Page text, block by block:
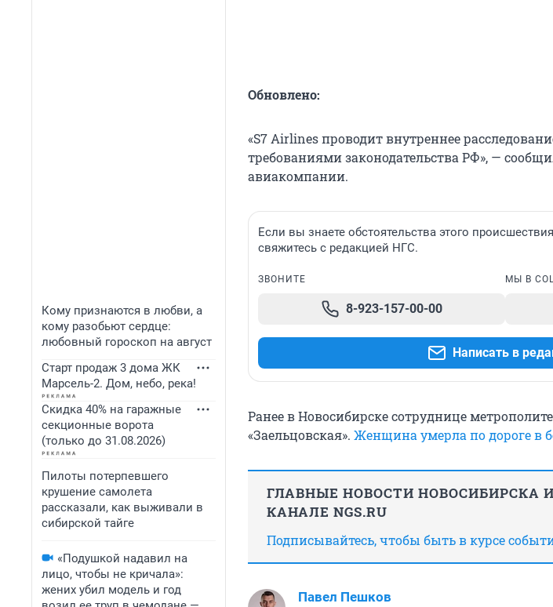
Кому признаются в любви, а
кому разобьют сердце:
любовный гороскоп на август
Старт продаж 3 дома ЖК
Марсель-2. Дом, небо, река!
Скидка 40% на гаражные
секционные ворота
(только до 31.08.2026)
Пилоты потерпевшего
крушение самолета
рассказали, как выживали в
сибирской тайге
«Подушкой надавил на
лицо, чтобы не кричала»:
жених убил модель и год
Обновлено:
«S7 Airlines проводит внутреннее
требованиями законодательства РФ», —
авиакомпании.
Если вы знаете обстоятельства этого
свяжитесь с редакцией НГС.
ЗВОНИТЕ
8-923-157-00-00
МЫ В
Написать в
Ранее в Новосибирске сотруднице
«Заельцовская». Женщина умерла по дороге в
ГЛАВНЫЕ НОВОСТИ НОВОСИБИРСКА
КАНАЛЕ NGS.RU
Подписывайтесь, чтобы быть в курсе
Павел Пешков